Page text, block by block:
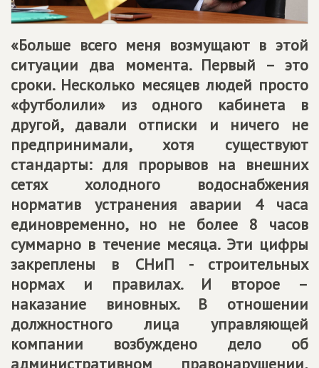
«Больше всего меня возмущают в этой
ситуации два момента. Первый – это
сроки. Несколько месяцев людей просто
«футболили» из одного кабинета в
другой, давали отписки и ничего не
предпринимали, хотя существуют
стандарты: для прорывов на внешних
сетях холодного водоснабжения
норматив устранения аварии 4 часа
единовременно, но не более 8 часов
суммарно в течение месяца. Эти цифры
закреплены в СНиП - строительных
нормах и правилах. И второе –
наказание виновных. В отношении
должностного лица управляющей
компании возбуждено дело об
административном правонарушении,